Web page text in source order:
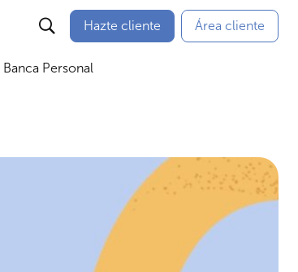
Hazte cliente Área cliente
Abrir submenú
Banca Personal